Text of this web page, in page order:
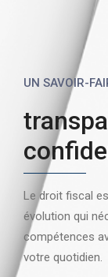
UN SAVOIR-
Le droit fiscal
évolution qui
compétences
votre quotidien.